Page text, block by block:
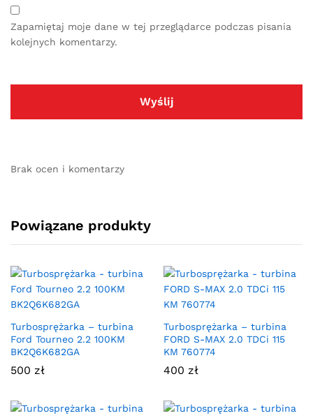
Zapamiętaj moje dane w tej przeglądarce podczas pisania
kolejnych komentarzy.
Brak ocen i komentarzy
Powiązane produkty
Turbosprężarka – turbina
Ford Tourneo 2.2 100KM
BK2Q6K682GA
500 zł
Turbosprężarka – turbina
FORD S-MAX 2.0 TDCi 115
KM 760774
400 zł